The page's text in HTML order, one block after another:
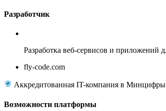
Разработчик
Разработка веб-сервисов и приложений
fly-code.com
Аккредитованная IT-компания в Минцифры
Возможности платформы